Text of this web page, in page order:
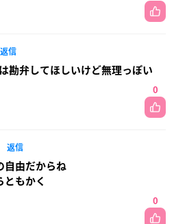
返信
勘弁してほしいけど無理っぽい
0
返信
自由だからね
ともかく
0